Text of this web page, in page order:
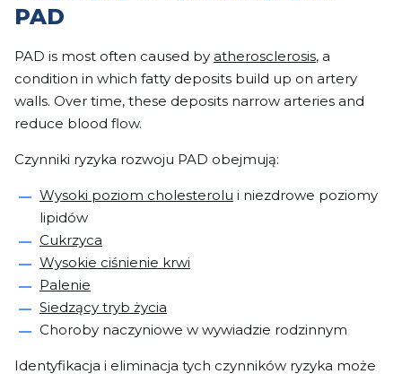
PAD
PAD is most often caused by atherosclerosis, a
condition in which fatty deposits build up on artery
walls. Over time, these deposits narrow arteries and
reduce blood flow.
Czynniki ryzyka rozwoju PAD obejmują:
Wysoki poziom cholesterolu i niezdrowe poziomy
lipidów
Cukrzyca
Wysokie ciśnienie krwi
Palenie
Siedzący tryb życia
Choroby naczyniowe w wywiadzie rodzinnym
Identyfikacja i eliminacja tych czynników ryzyka może